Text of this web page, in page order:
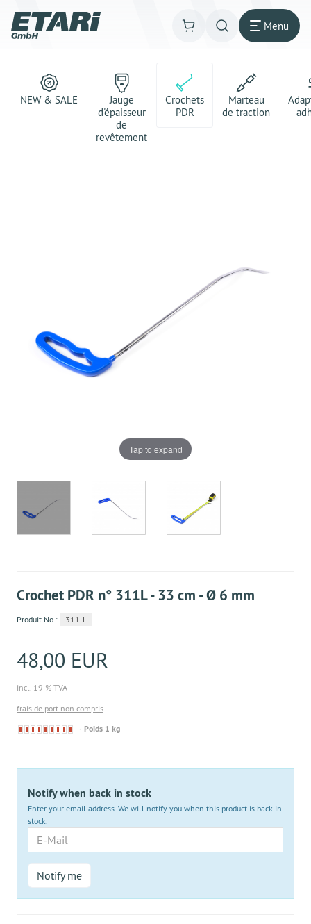
Menu
NEW & SALE
Jauge
d'épaisseur
de
revêtement
Crochets
PDR
Marteau
de traction
Tap to expand
Crochet PDR n° 311L - 33 cm - Ø 6 mm
Produit.No.: 311-L
48,00 EUR
incl. 19 % TVA
frais de port non compris
Derzeit
Poids 1 kg
Notify when back in stock
Enter your email address. We will notify you when this product is back in
stock.
Mail
Notify me